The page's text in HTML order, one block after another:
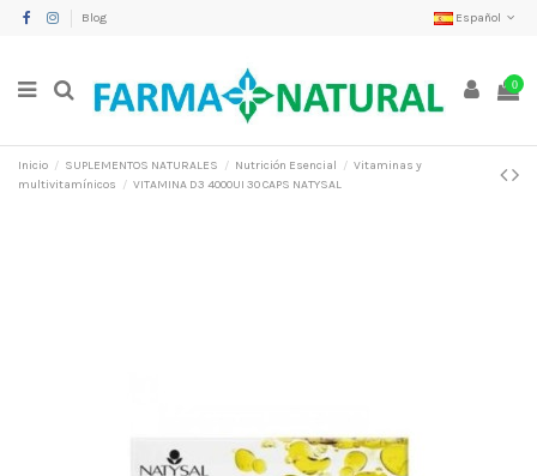
Blog Español
0
Inicio SUPLEMENTOS NATURALES Nutrición Esencial
Vitaminas y
multivitamínicos
VITAMINA D3 4000UI 30 CAPS NATYSAL